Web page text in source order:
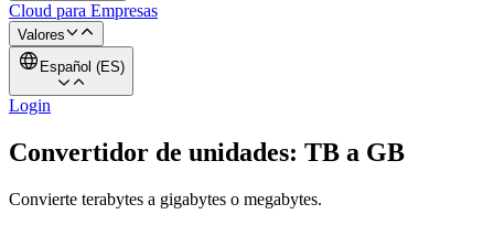
Cloud para Empresas
Valores
Español (ES)
Login
Convertidor de unidades: TB a GB
Convierte terabytes a gigabytes o megabytes.